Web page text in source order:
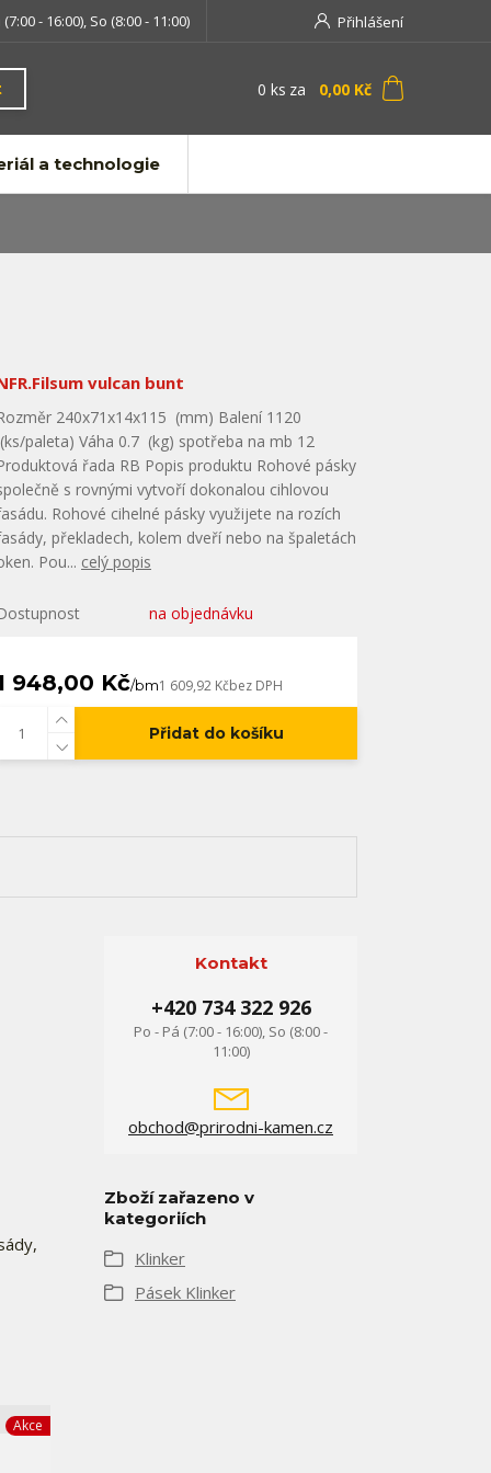
Přihlášení
- 16:00), So (8:00 - 11:00)
0 ks za 0,00 Kč
a technologie
vulcan bunt
240x71x14x115 (mm) Balení 1120
(ks/paleta) Váha 0.7 (kg) spotřeba na mb 12
řada RB Popis produktu Rohové pásky
s rovnými vytvoří dokonalou cihlovou
Rohové cihelné pásky využijete na rozích
překladech, kolem dveří nebo na špaletách
Pou... celý popis
na objednávku
948,00 Kč/bm1 609,92 Kčbez DPH
Přidat do košíku
Kontakt
+420 734 322 926
Po - Pá (7:00 - 16:00), So (8:00 -
11:00)
obchod@prirodni-kamen.cz
Zboží zařazeno v
kategoriích
Klinker
Pásek Klinker
Akce